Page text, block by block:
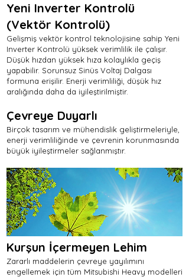
Yeni Inverter Kontrolü
(Vektör Kontrolü)
Gelişmiş vektör kontrol teknolojisine sahip Yeni
Inverter Kontrolü yüksek verimlilik ile çalışır.
Düşük hızdan yüksek hıza kolaylıkla geçiş
yapabilir. Sorunsuz Sinüs Voltaj Dalgası
formuna erişilir. Enerji verimliliği, düşük hız
aralığında daha da iyileştirilmiştir.
Çevreye Duyarlı
Birçok tasarım ve mühendislik geliştirmeleriyle,
enerji verimliliğinde ve çevrenin korunmasında
büyük iyileştirmeler sağlanmıştır.
Kurşun İçermeyen Lehim
Zararlı maddelerin çevreye yayılımını
engellemek için tüm Mitsubishi Heavy modelleri